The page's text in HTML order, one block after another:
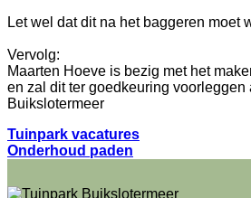
Let wel dat dit na het baggeren moet
Vervolg:
Maarten Hoeve is bezig met het
en zal dit ter goedkeuring voorleggen
Buikslotermeer
Tuinpark vacatures
Onderhoud paden